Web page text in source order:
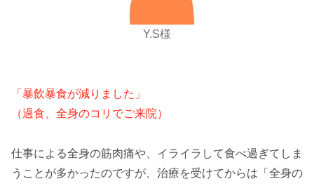
Y.S様
「暴飲暴食が減りました」
（過食、全身のコリでご来院）
仕事による全身の筋肉痛や、イライラして食べ過ぎてしま
うことが多かったのですが、治療を受けてからは「全身の